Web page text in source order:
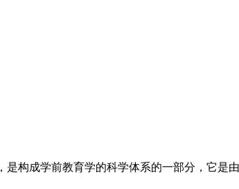
构成学前教育学的科学体系的一部分，它是